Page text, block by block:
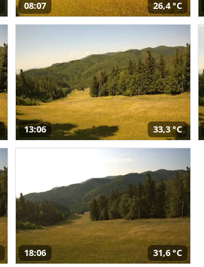
08:07 26,4 °C
13:06 33,3 °C
18:06 31,6 °C